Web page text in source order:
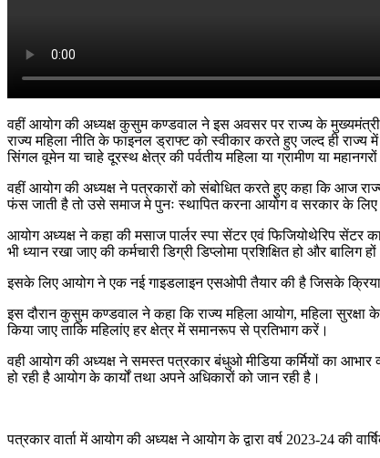
वहीं आयोग की अध्यक्ष कुसुम कण्डवाल ने इस अवसर पर राज्य के मुख्यमंत्री
राज्य महिला नीति के फाइनल ड्राफ्ट को स्वीकार करते हुए जल्द ही राज्य
सिंगल वूमेन या चाहे दूरस्थ क्षेत्र की पर्वतीय महिला या ग्रामीण या
वहीं आयोग की अध्यक्ष ने पत्रकारों को संबोधित करते हुए कहा कि आज
फंस जाती है तो उसे समाज मे पुनः स्थापित करना आयोग व सरकार के
आयोग अध्यक्ष ने कहा की मसाज पार्लर स्पा सेंटर एवं फिजियोथेरिप
भी ध्यान रखा जाए की कर्मचारी डिग्री डिप्लोमा प्रशिक्षित हो और
इसके लिए आयोग ने एक नई गाइडलाइन एसओपी तैयार की है जिसके
इस दौरान कुसुम कण्डवाल ने कहा कि राज्य महिला आयोग, महिला सुरक्षा
किया जाए ताकि महिलांए हर क्षेत्र में समानरूप से प्रतिभाग करें।
वही आयोग की अध्यक्ष ने समस्त पत्रकार बंधुओ मीडिया कर्मियों का आभार
हो रही है आयोग के कार्यों तथा अपने अधिकारों को जान रही है।
पत्रकार वार्ता में आयोग की अध्यक्ष ने आयोग के द्वारा वर्ष 2023-24 की